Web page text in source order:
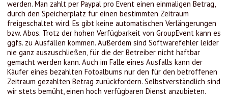
werden. Man zahlt per Paypal pro Event einen einmaligen Betrag,
durch den Speicherplatz für einen bestimmten Zeitraum
freigeschaltet wird. Es gibt keine automatischen Verlängerungen
bzw. Abos. Trotz der hohen Verfügbarkeit von GroupEvent kann es
ggfs. zu Ausfällen kommen. Außerdem sind Softwarefehler leider
nie ganz auszuschließen, für die der Betreiber nicht haftbar
gemacht werden kann. Auch im Falle eines Ausfalls kann der
Käufer eines bezahlten Fotoalbums nur den für den betroffenen
Zeitraum gezahlten Betrag zurückfordern. Selbstverständlich sind
wir stets bemüht, einen hoch verfügbaren Dienst anzubieten.